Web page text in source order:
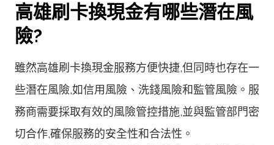
高雄刷卡換現金有哪些潛在風
險?
雖然高雄刷卡換現金服務方便快捷,但同時也存在一
些潛在風險,如信用風險、洗錢風險和監管風險。服
務商需要採取有效的風險管控措施,並與監管部門密
切合作,確保服務的安全性和合法性。